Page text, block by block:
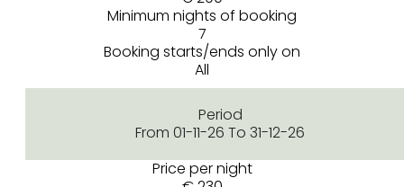
Minimum nights of booking
7
Booking starts/ends only on
All
Period
From 01-11-26 To 31-12-26
Price per night